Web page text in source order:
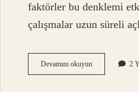
faktörler bu denklemi
çalışmalar uzun süreli
Devamını okuyunHande
Erçel
2